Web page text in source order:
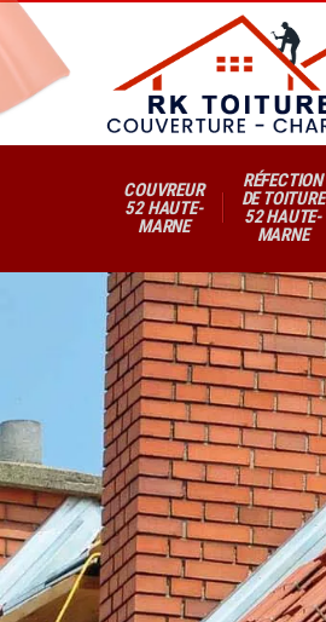
COUVREUR
52 HAUTE-
MARNE
RÉFECTION
DE TOITURE
52 HAUTE-
MARNE